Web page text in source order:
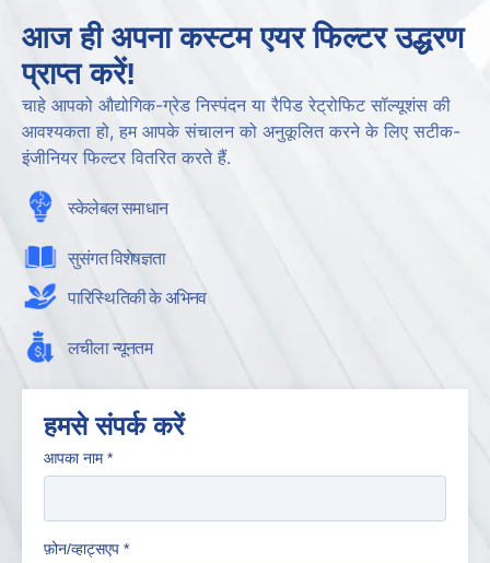
आज ही अपना कस्टम एयर फिल्टर उद्धरण
प्राप्त करें!
चाहे आपको औद्योगिक-ग्रेड निस्पंदन या रैपिड रेट्रोफिट सॉल्यूशंस की
आवश्यकता हो, हम आपके संचालन को अनुकूलित करने के लिए सटीक-
इंजीनियर फिल्टर वितरित करते हैं.
स्केलेबल समाधान
सुसंगत विशेषज्ञता
पारिस्थितिकी के अभिनव
लचीला न्यूनतम
हमसे संपर्क करें
आपका नाम *
फ़ोन/व्हाट्सएप *